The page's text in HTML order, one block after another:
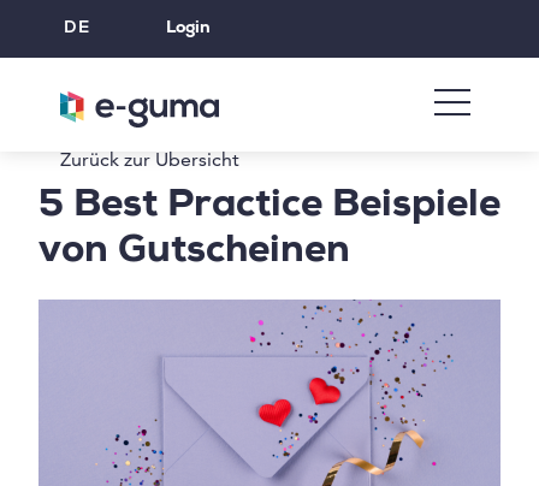
DE Login
Zurück zur Übersicht
5 Best Practice Beispiele
von Gutscheinen